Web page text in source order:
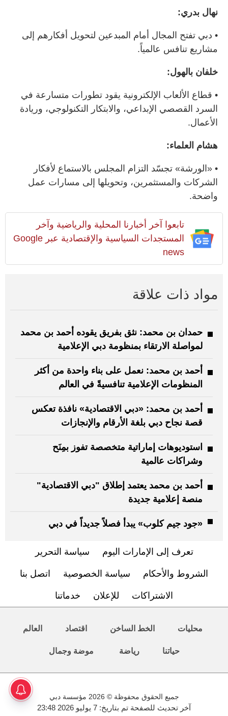
نهال بدري:
• دبي تفتح المجال أمام المبدعين لتحويل أفكارهم إلى
مشاريع تنافس عالمياً.
خلفان بالهول:
• قطاع الألعاب الإلكترونية يقود تطورات متسارعة في
السرد القصصي الإبداعي، والابتكار التكنولوجي، وريادة
الأعمال.
هشام العلماء:
• «الورشة» تجسّد التزام المجلس بالاستماع لأفكار
الشركات والمستثمرين، وتحويلها إلى مسارات عمل
واضحة.
تابعوا آخر أخبارنا المحلية والرياضية وآخر
المستجدات السياسية والإقتصادية عبر Google
news
مواد ذات علاقة
حمدان بن محمد: نثق بفريق يقوده أحمد بن محمد
لمواصلة الارتقاء بمنظومة دبي الإعلامية
أحمد بن محمد: نعمل على بناء واحدة من أكثر
المنظومات الإعلامية تنافسيةً في العالم
أحمد بن محمد: «دبي الاقتصادية» نافذة تعكس
قصة نجاح دبي بلغة الأرقام والإنجازات
استوديوهات إماراتية متخصصة تفوز بمِنَح
وشراكات عالمية
أحمد بن محمد يعتمد إطلاق "دبي الاقتصادية"
منصة إعلامية جديدة
«جود جيم كلوب» يبدأ فصلاً جديداً في دبي
تعرف إلى الإمارات اليوم سياسة التحرير
الشروط والأحكام سياسة الخصوصية اتصل بنا
الاشتراكات للإعلان خدماتنا
محليات الخط الساخن اقتصاد العالم
حياتنا رياضة موضة وجمال
جميع الحقوق محفوظة © 2026 مؤسسة دبي
آخر تحديث للصفحة تم بتاريخ: 7 يوليو 2026 23:48